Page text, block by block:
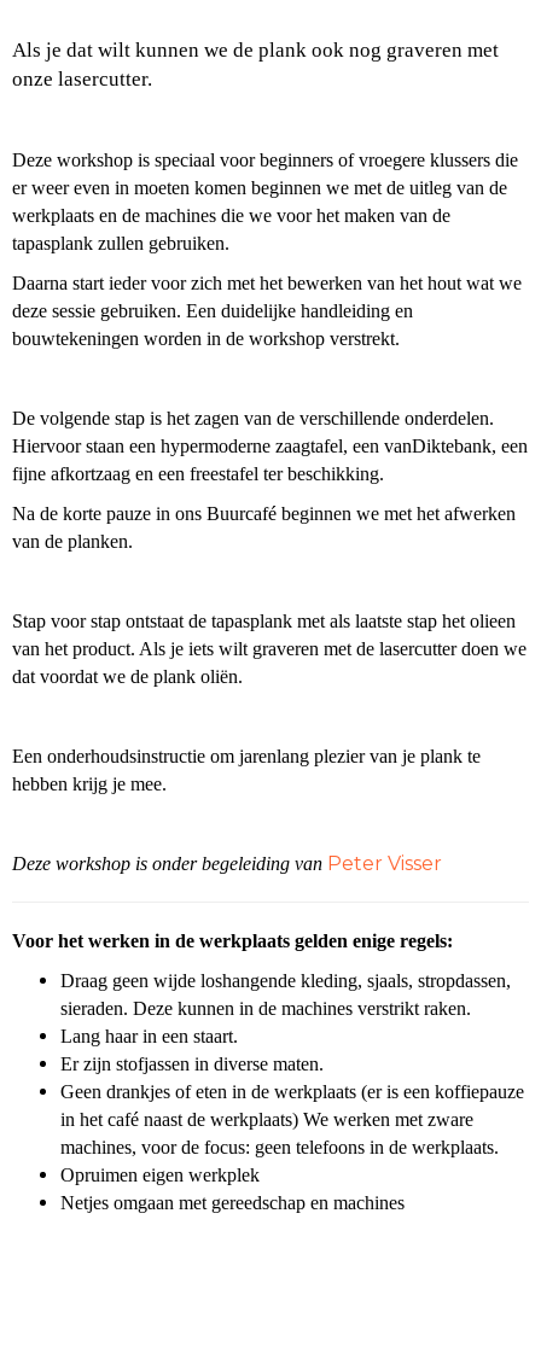
Als je dat wilt kunnen we de plank ook nog graveren met
onze lasercutter.
Deze workshop is speciaal voor beginners of vroegere klussers die
er weer even in moeten komen beginnen we met de uitleg van de
werkplaats en de machines die we voor het maken van de
tapasplank zullen gebruiken.
Daarna start ieder voor zich met het bewerken van het hout wat we
deze sessie gebruiken. Een duidelijke handleiding en
bouwtekeningen worden in de workshop verstrekt.
De volgende stap is het zagen van de verschillende onderdelen.
Hiervoor staan een hypermoderne zaagtafel, een vanDiktebank, een
fijne afkortzaag en een freestafel ter beschikking.
Na de korte pauze in ons Buurcafé beginnen we met het afwerken
van de planken.
Stap voor stap ontstaat de tapasplank met als laatste stap het olieen
van het product. Als je iets wilt graveren met de lasercutter doen we
dat voordat we de plank oliën.
Een onderhoudsinstructie om jarenlang plezier van je plank te
hebben krijg je mee.
Deze workshop is onder begeleiding van Peter Visser
Voor het werken in de werkplaats gelden enige regels:
Draag geen wijde loshangende kleding, sjaals, stropdassen,
sieraden. Deze kunnen in de machines verstrikt raken.
Lang haar in een staart.
Er zijn stofjassen in diverse maten.
Geen drankjes of eten in de werkplaats (er is een koffiepauze
in het café naast de werkplaats) We werken met zware
machines, voor de focus: geen telefoons in de werkplaats.
Opruimen eigen werkplek
Netjes omgaan met gereedschap en machines